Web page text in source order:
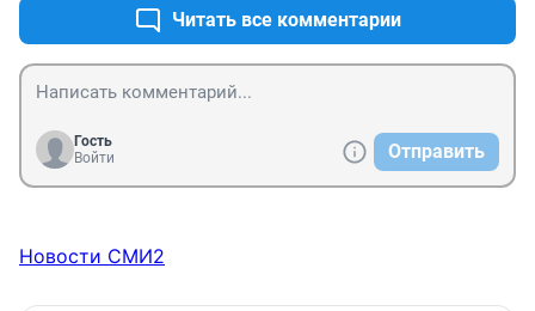
Читать все комментарии
Гость
Войти
Отправить
Новости СМИ2